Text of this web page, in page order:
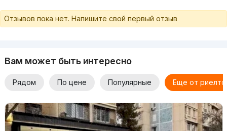
Отзывов пока нет. Напишите свой первый отзыв
Вам может быть интересно
Рядом По цене Популярные Еще от